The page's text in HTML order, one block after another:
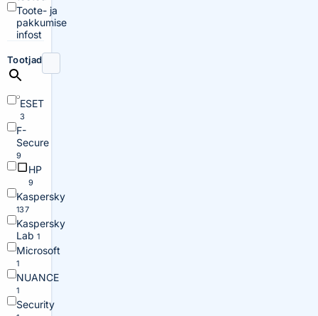
Toote- ja
pakkumise
infost
Tootjad
ESET
3
F-
Secure
9
HP
9
Kaspersky
137
Kaspersky
Lab 1
Microsoft
1
NUANCE
1
Security